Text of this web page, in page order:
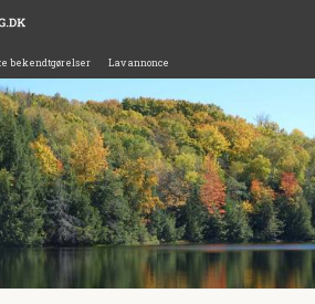
bekendtgørelser Lav annonce